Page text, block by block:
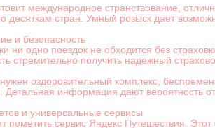
международное странствование,
десяткам стран. Умный розыск дает
и безопасность
ни одно поездок не обходится без
стремительно получить надежный
оздоровительный комплекс,
Детальная информация дают вероятность
и универсальные сервисы
пометить сервис Яндекс Путешествия.